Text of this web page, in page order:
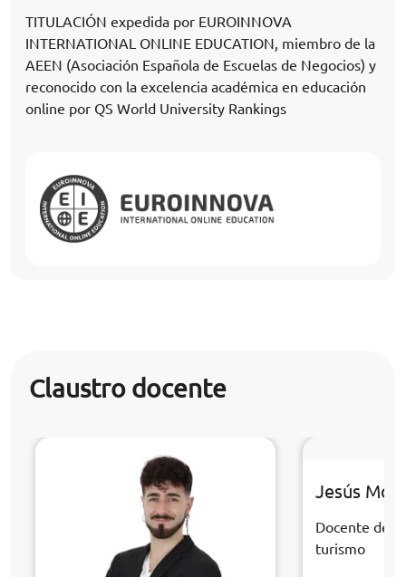
TITULACIÓN expedida por EUROINNOVA
INTERNATIONAL ONLINE EDUCATION, miembro de la
AEEN (Asociación Española de Escuelas de Negocios) y
reconocido con la excelencia académica en educación
online por QS World University Rankings
Claustro docente
Jesús
Docente de
turismo